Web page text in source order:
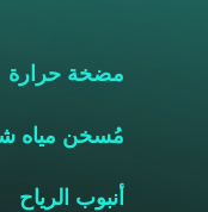
مضخة حرارة
مُسخن مياه
أنبوب الرياح